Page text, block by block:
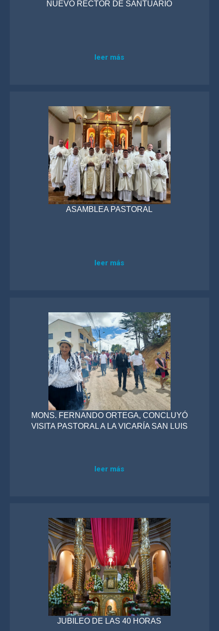
NUEVO RECTOR DE SANTUARIO
leer más
ASAMBLEA PASTORAL
leer más
MONS. FERNANDO ORTEGA, CONCLUYÓ
VISITA PASTORAL A LA VICARÍA SAN LUIS
leer más
JUBILEO DE LAS 40 HORAS